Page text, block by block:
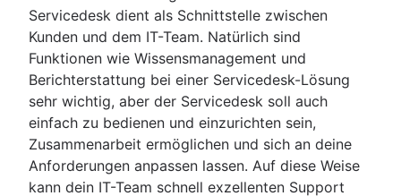
Servicedesk dient als Schnittstelle zwischen
Kunden und dem IT-Team. Natürlich sind
Funktionen wie Wissensmanagement und
Berichterstattung bei einer Servicedesk-Lösung
sehr wichtig, aber der Servicedesk soll auch
einfach zu bedienen und einzurichten sein,
Zusammenarbeit ermöglichen und sich an deine
Anforderungen anpassen lassen. Auf diese Weise
kann dein IT-Team schnell exzellenten Support